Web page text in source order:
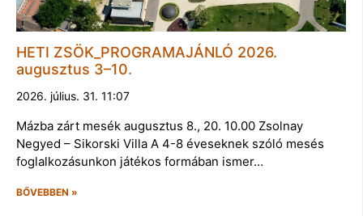
HETI ZSÖK_PROGRAMAJÁNLÓ 2026.
augusztus 3–10.
2026. július. 31. 11:07
Mázba zárt mesék augusztus 8., 20. 10.00 Zsolnay
Negyed – Sikorski Villa A 4-8 éveseknek szóló mesés
foglalkozásunkon játékos formában ismer…
BŐVEBBEN »